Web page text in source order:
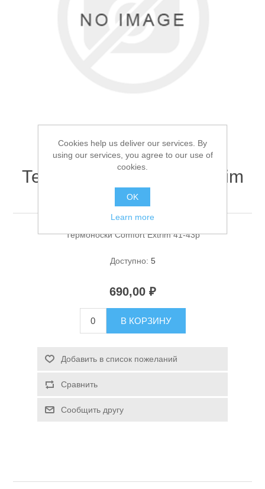
Спасательные средства
Термоноски Comfort Extrim
41-43р
Термоноски Comfort Extrim 41-43р
Доступно: 5
690,00 ₽
В КОРЗИНУ
Добавить в список пожеланий
Сравнить
Сообщить другу
Cookies help us deliver our services. By
using our services, you agree to our use of
cookies.
OK
Learn more